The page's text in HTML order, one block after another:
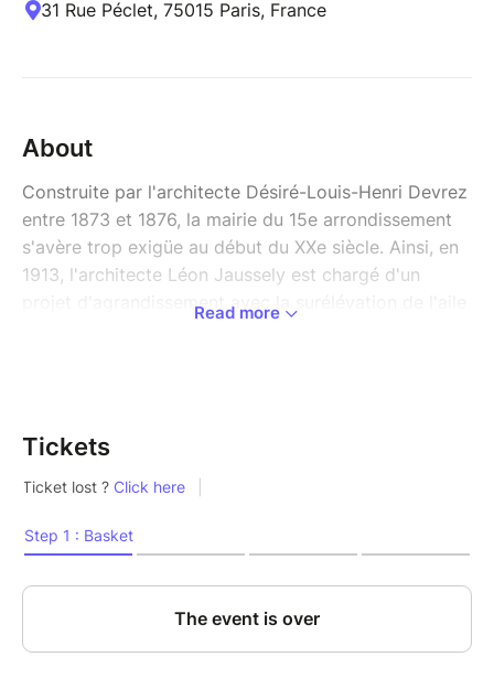
31 Rue Péclet, 75015 Paris, France
About
Construite par l'architecte Désiré-Louis-Henri Devrez
entre 1873 et 1876, la mairie du 15e arrondissement
s'avère trop exigüe au début du XXe siècle. Ainsi, en
1913, l'architecte Léon Jaussely est chargé d'un
projet d'agrandissement avec la surélévation de l'aile
15e est confiée à Henri Rapin, qui travaille en
ensemblier-décorateur, qui s'illustre à l'Exposition
salle à manger de l'Ambassade française et qui
s'engage très fortement pour la rénovation des arts
Read more
Tickets